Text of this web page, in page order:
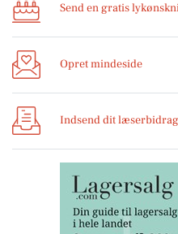
Send en gratis
Opret mindeside
Indsend dit læserbidrag